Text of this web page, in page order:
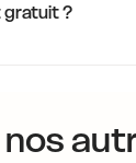
gratuit ?